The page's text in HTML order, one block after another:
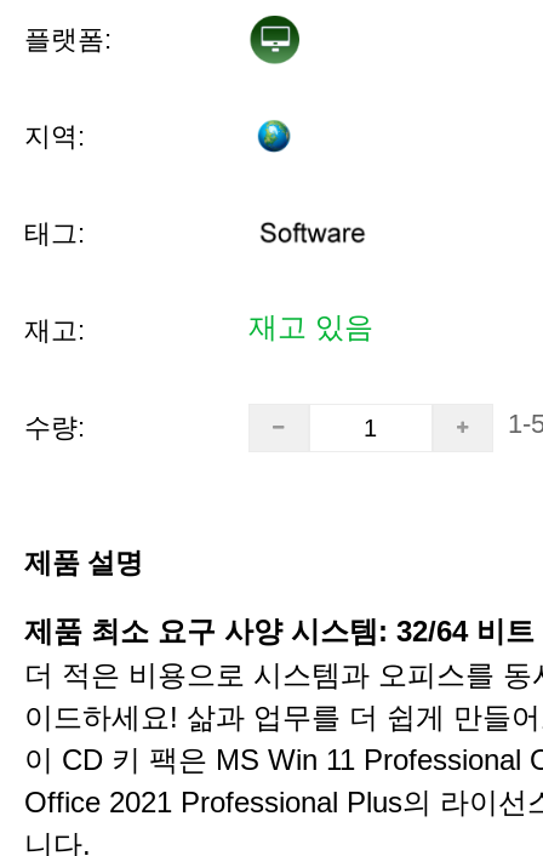
플랫폼:
지역:
태그:
재고: 재고 있음
수량: 1-
제품 설명
제품 최소 요구 사양 시스템: 32/64 비
더 적은 비용으로 시스템과 오피스를 동
이드하세요! 삶과 업무를 더 쉽게 만들
이 CD 키 팩은 MS Win 11 Professional
Office 2021 Professional Plus의 라이선
니다.